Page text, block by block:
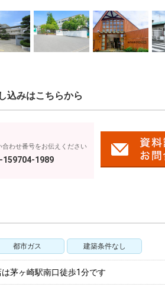
込みはこちらから
合わせ番号をお伝えください
159704-1989
都市ガス 建築条件なし
茅ヶ崎駅南口徒歩1分です